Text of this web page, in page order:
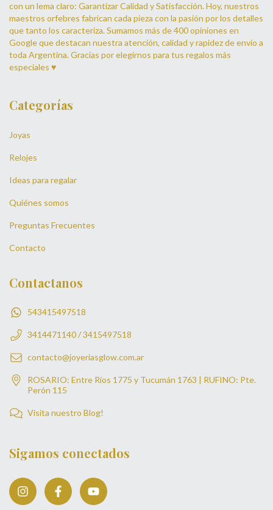
con un lema claro: Garantizar Calidad y Satisfacción. Hoy, nuestros
maestros orfebres fabrican cada pieza con la pasión por los detalles
que tanto los caracteriza. Sumamos más de 400 opiniones en
Google que destacan nuestra atención, calidad y rapidez de envío a
toda Argentina. Gracias por elegirnos para tus regalos más
especiales ♥
Categorías
Joyas
Relojes
Ideas para regalar
Quiénes somos
Preguntas Frecuentes
Contacto
Contactanos
543415497518
3414471140 / 3415497518
contacto@joyeriasglow.com.ar
ROSARIO: Entre Ríos 1775 y Tucumán 1763 | RUFINO: Pte.
Perón 115
Visita nuestro Blog!
Sigamos conectados